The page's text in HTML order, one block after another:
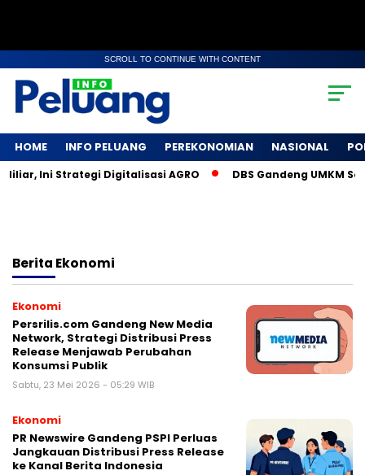
SCROLL TO CONTINUE WITH CONTENT
HOME INFO PELUANG PEREKONOMIAN NASIONAL
Ini Strategi Digitalisasi AGRO DBS Gandeng UMKM
Berita Ekonomi
Ekonomi
Persrilis.com Gandeng New Media
Network, Strategi Distribusi Press
Release Menjawab Perubahan
Konsumsi Publik
Sabtu, 23 Mei 2026 - 05:29 WIB
Ekonomi
PR Newswire Gandeng PSPI Perluas
Jangkauan Distribusi Press Release
ke Kanal Berita Indonesia